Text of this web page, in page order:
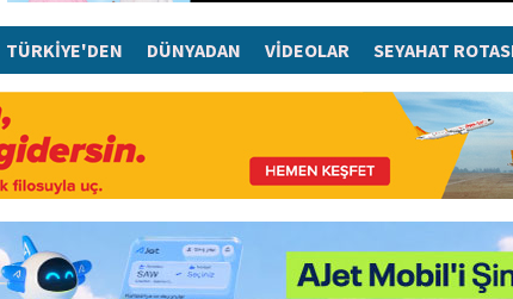
TÜRKİYE'DEN DÜNYADAN VİDEOLAR SEYAHAT